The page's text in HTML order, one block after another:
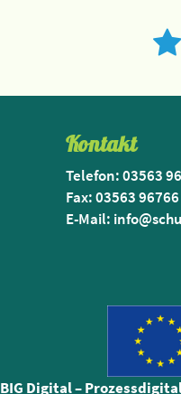
Kontakt
Telefon: 03563
Fax: 03563 96766
E-Mail:
BIG Digital –